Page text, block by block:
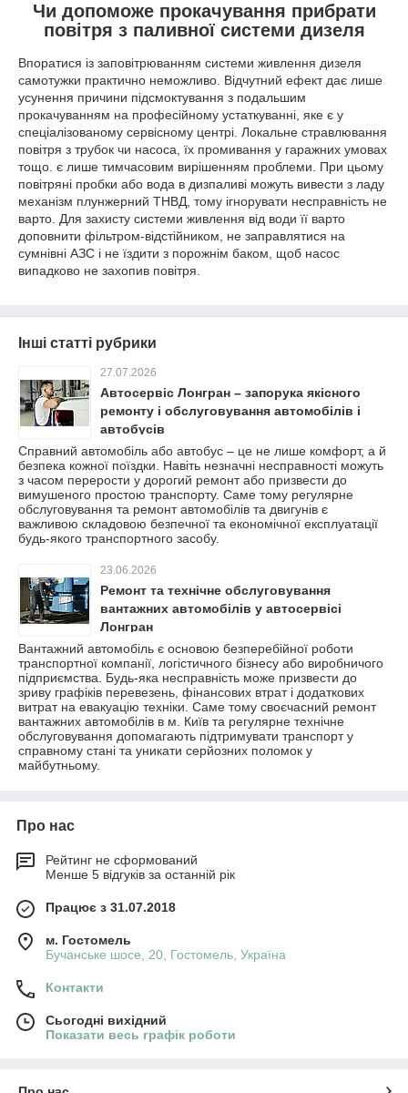
Чи допоможе прокачування прибрати
повітря з паливної системи дизеля
Впоратися із заповітрюванням системи живлення дизеля
самотужки практично неможливо. Відчутний ефект дає лише
усунення причини підсмоктування з подальшим
прокачуванням на професійному устаткуванні, яке є у
спеціалізованому сервісному центрі. Локальне стравлювання
повітря з трубок чи насоса, їх промивання у гаражних умовах
тощо. є лише тимчасовим вирішенням проблеми. При цьому
повітряні пробки або вода в дизпаливі можуть вивести з ладу
механізм плунжерний ТНВД, тому ігнорувати несправність не
варто. Для захисту системи живлення від води її варто
доповнити фільтром-відстійником, не заправлятися на
сумнівні АЗС і не їздити з порожнім баком, щоб насос
випадково не захопив повітря.
Інші статті рубрики
27.07.2026
Автосервіс Лонгран – запорука якісного
ремонту і обслуговування автомобілів і
автобусів
Справний автомобіль або автобус – це не лише комфорт, а й
безпека кожної поїздки. Навіть незначні несправності можуть
з часом перерости у дорогий ремонт або призвести до
вимушеного простою транспорту. Саме тому регулярне
обслуговування та ремонт автомобілів та двигунів є
важливою складовою безпечної та економічної експлуатації
будь-якого транспортного засобу.
23.06.2026
Ремонт та технічне обслуговування
вантажних автомобілів у автосервісі
Лонгран
Вантажний автомобіль є основою безперебійної роботи
транспортної компанії, логістичного бізнесу або виробничого
підприємства. Будь-яка несправність може призвести до
зриву графіків перевезень, фінансових втрат і додаткових
витрат на евакуацію техніки. Саме тому своєчасний ремонт
вантажних автомобілів в м. Київ та регулярне технічне
обслуговування допомагають підтримувати транспорт у
справному стані та уникати серйозних поломок у
майбутньому.
Про нас
Рейтинг не сформований
Менше 5 відгуків за останній рік
Працює з 31.07.2018
м. Гостомель
Бучанське шосе, 20, Гостомель, Україна
Контакти
Сьогодні вихідний
Показати весь графік роботи